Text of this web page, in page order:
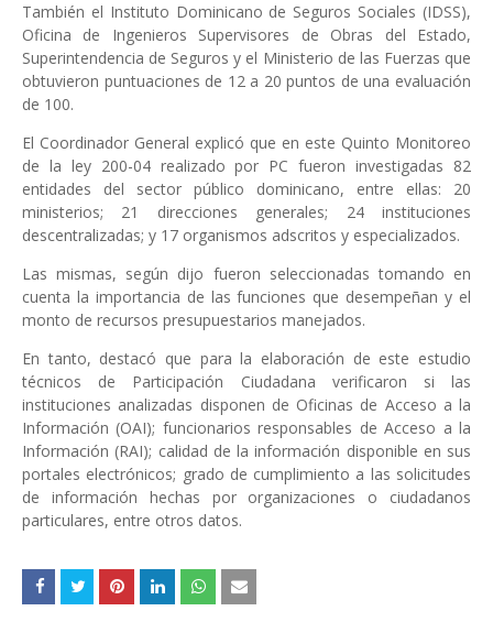
También el Instituto Dominicano de Seguros Sociales (IDSS),
Oficina de Ingenieros Supervisores de Obras del Estado,
Superintendencia de Seguros y el Ministerio de las Fuerzas que
obtuvieron puntuaciones de 12 a 20 puntos de una evaluación
de 100.
El Coordinador General explicó que en este Quinto Monitoreo
de la ley 200-04 realizado por PC fueron investigadas 82
entidades del sector público dominicano, entre ellas: 20
ministerios; 21 direcciones generales; 24 instituciones
descentralizadas; y 17 organismos adscritos y especializados.
Las mismas, según dijo fueron seleccionadas tomando en
cuenta la importancia de las funciones que desempeñan y el
monto de recursos presupuestarios manejados.
En tanto, destacó que para la elaboración de este estudio
técnicos de Participación Ciudadana verificaron si las
instituciones analizadas disponen de Oficinas de Acceso a la
Información (OAI); funcionarios responsables de Acceso a la
Información (RAI); calidad de la información disponible en sus
portales electrónicos; grado de cumplimiento a las solicitudes
de información hechas por organizaciones o ciudadanos
particulares, entre otros datos.